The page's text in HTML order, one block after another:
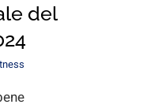
del